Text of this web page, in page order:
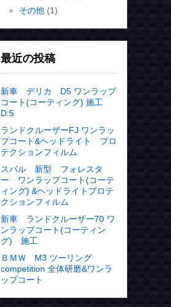
その他 (1)
最近の投稿
新車 デリカ D5 ワンラップ
コート(コーティング) 施工
D:5
ランドクルーザーFJ ワンラッ
プコート&ヘッドライト プロ
テクションフィルム
スバル 新型 フォレスタ
ー ワンラップコート(コーテ
ィング) &ヘッドライトプロテ
クションフィルム
新車 ランドクルーザー70 ワ
ンラップコート(コーティン
グ) 施工
ＢＭＷ M3 ツーリング
competition 全体研磨&ワンラ
ップコート